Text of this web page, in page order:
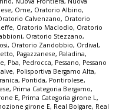
, Ome, Oratorio Albino,
Calvenzano, Oratorio
, Oratorio Maclodio, Oratorio
, Oratorio Stezzano,
, Oratorio Zandobbio, Ordival,
, Pagazzanese, Paladina,
, Pba, Pedrocca, Pessano, Pessano
, Polisportiva Bergamo Alta,
, Pontida, Pontirolese,
, Prima Categoria Bergamo,
E, Prima Categoria girone L,
girone E, Real Bolgare, Real